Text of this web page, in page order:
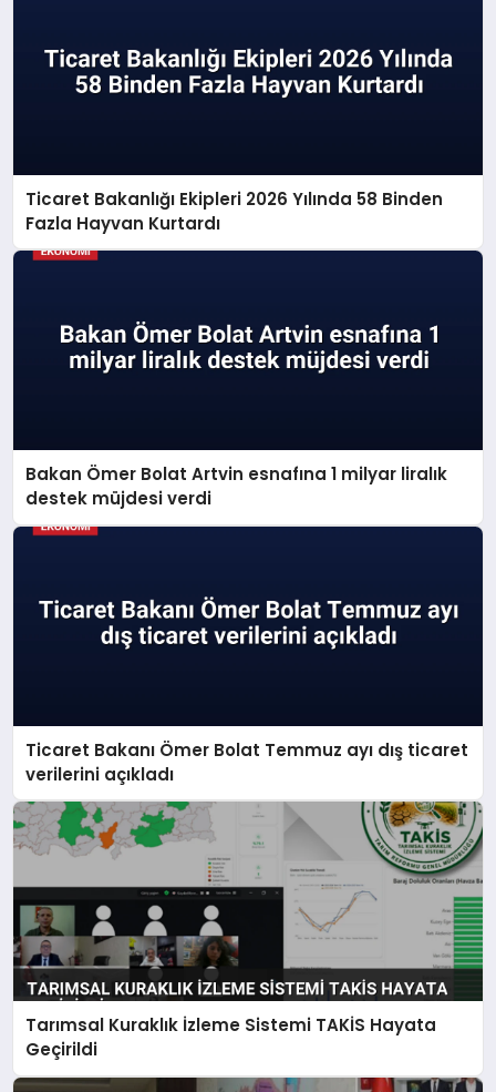
Ticaret Bakanlığı Ekipleri 2026 Yılında 58 Binden
Fazla Hayvan Kurtardı
Bakan Ömer Bolat Artvin esnafına 1 milyar liralık
destek müjdesi verdi
Ticaret Bakanı Ömer Bolat Temmuz ayı dış ticaret
verilerini açıkladı
Tarımsal Kuraklık İzleme Sistemi TAKİS Hayata
Geçirildi